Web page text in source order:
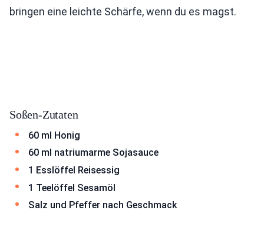
bringen eine leichte Schärfe, wenn du es magst.
Soßen-Zutaten
60 ml Honig
60 ml natriumarme Sojasauce
1 Esslöffel Reisessig
1 Teelöffel Sesamöl
Salz und Pfeffer nach Geschmack